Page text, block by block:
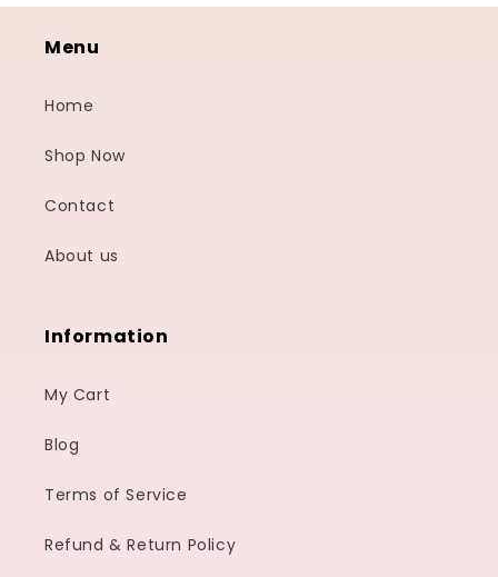
Menu
Home
Shop Now
Contact
About us
Information
My Cart
Blog
Terms of Service
Refund & Return Policy